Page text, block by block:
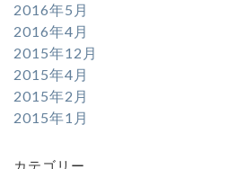
2016年5月
2016年4月
2015年12月
2015年4月
2015年2月
2015年1月
カテゴリー